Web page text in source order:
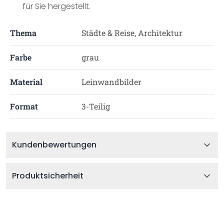
für Sie hergestellt.
Thema Städte & Reise, Architektur
Farbe grau
Material Leinwandbilder
Format 3-Teilig
Kundenbewertungen
Produktsicherheit